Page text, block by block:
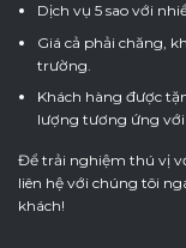
Dịch vụ 5 sao với
Giá cả phải chăng,
trường.
Khách hàng được
lượng tương ứng với
Để trải nghiệm thú vị
liên hệ với chúng tôi
khách!